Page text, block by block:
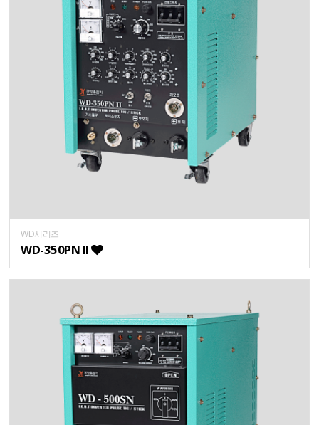
WD시리즈
WD-350PN II